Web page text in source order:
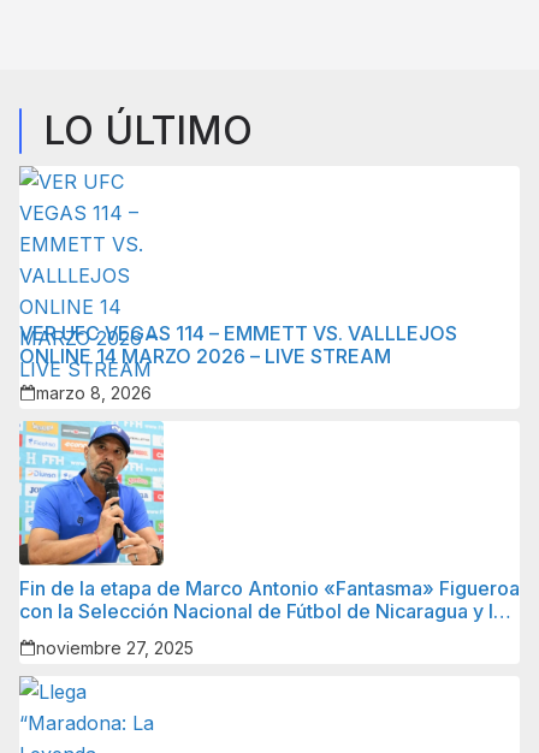
LO ÚLTIMO
VER UFC VEGAS 114 – EMMETT VS. VALLLEJOS
ONLINE 14 MARZO 2026 – LIVE STREAM
marzo 8, 2026
Fin de la etapa de Marco Antonio «Fantasma» Figueroa
con la Selección Nacional de Fútbol de Nicaragua y lo
que sigue para él.
noviembre 27, 2025